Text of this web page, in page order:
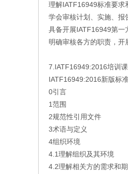
理解IATF16949标准要求
学会审核计划、实施、报
具备开展IATF16949第一
明确审核各方的职责，开
7.IATF16949:2016培训
IATF16949:2016新版标
0引言
1范围
2规范性引用文件
3术语与定义
4组织环境
4.1理解组织及其环境
4.2理解相关方的需求和